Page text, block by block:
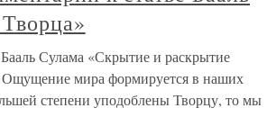
Сулама «Скрытие и раскрытие
мира формируется в наших
степени уподоблены Творцу, то мы